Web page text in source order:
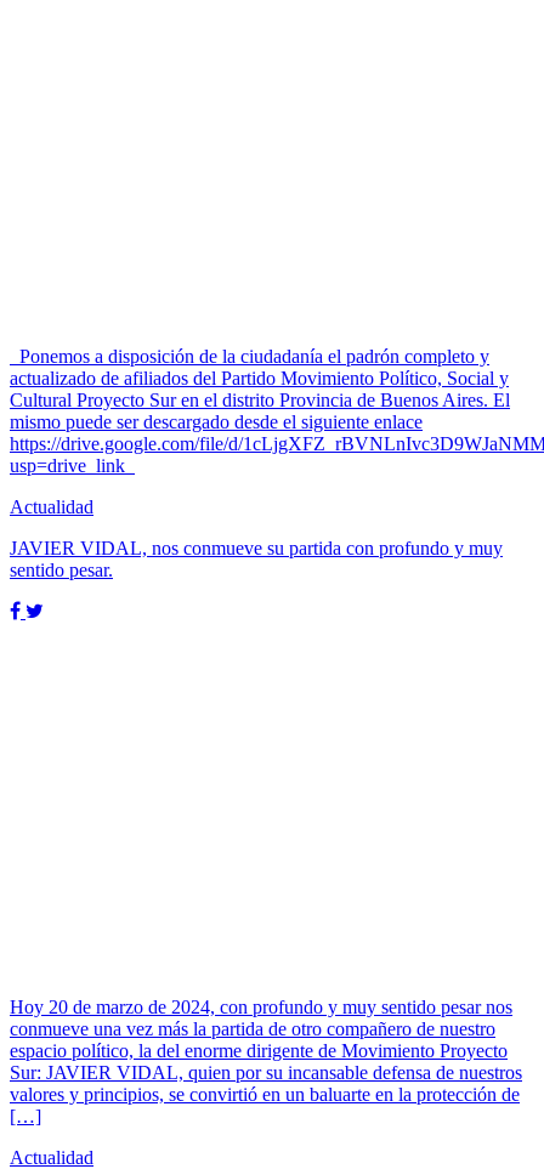
Ponemos a disposición de la ciudadanía el padrón completo y
actualizado de afiliados del Partido Movimiento Político, Social y
Cultural Proyecto Sur en el distrito Provincia de Buenos Aires. El
mismo puede ser descargado desde el siguiente enlace
https://drive.google.com/file/d/
usp=drive_link
Actualidad
JAVIER VIDAL, nos conmueve su partida con profundo y muy
sentido pesar.
Hoy 20 de marzo de 2024, con profundo y muy sentido pesar nos
conmueve una vez más la partida de otro compañero de nuestro
espacio político, la del enorme dirigente de Movimiento Proyecto
Sur: JAVIER VIDAL, quien por su incansable defensa de nuestros
valores y principios, se convirtió en un baluarte en la protección de
[…]
Actualidad